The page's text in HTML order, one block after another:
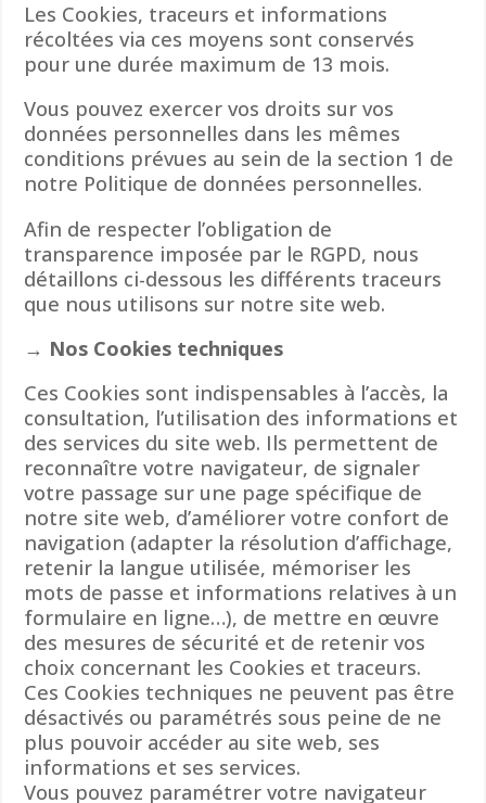
Les Cookies, traceurs et informations
récoltées via ces moyens sont conservés
pour une durée maximum de 13 mois.
Vous pouvez exercer vos droits sur vos
données personnelles dans les mêmes
conditions prévues au sein de la section 1 de
notre Politique de données personnelles.
Afin de respecter l’obligation de
transparence imposée par le RGPD, nous
détaillons ci-dessous les différents traceurs
que nous utilisons sur notre site web.
→ Nos Cookies techniques
Ces Cookies sont indispensables à l’accès, la
consultation, l’utilisation des informations et
des services du site web. Ils permettent de
reconnaître votre navigateur, de signaler
votre passage sur une page spécifique de
notre site web, d’améliorer votre confort de
navigation (adapter la résolution d’affichage,
retenir la langue utilisée, mémoriser les
mots de passe et informations relatives à un
formulaire en ligne…), de mettre en œuvre
des mesures de sécurité et de retenir vos
choix concernant les Cookies et traceurs.
Ces Cookies techniques ne peuvent pas être
désactivés ou paramétrés sous peine de ne
plus pouvoir accéder au site web, ses
informations et ses services.
Vous pouvez paramétrer votre navigateur